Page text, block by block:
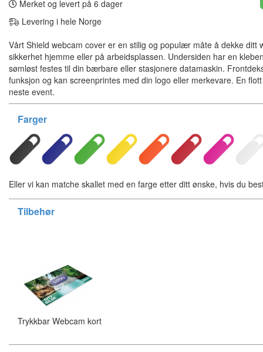
Merket og levert på 6 dager
Levering i hele Norge
Vårt Shield webcam cover er en stilig og populær måte å dekke ditt
sikkerhet hjemme eller på arbeidsplassen. Undersiden har en
sømløst festes til din bærbare eller stasjonere datamaskin.
funksjon og kan screenprintes med din logo eller merkevare. En
neste event.
Farger
Eller vi kan matche skallet med en farge etter ditt ønske, hvis du
Tilbehør
Trykkbar Webcam kort